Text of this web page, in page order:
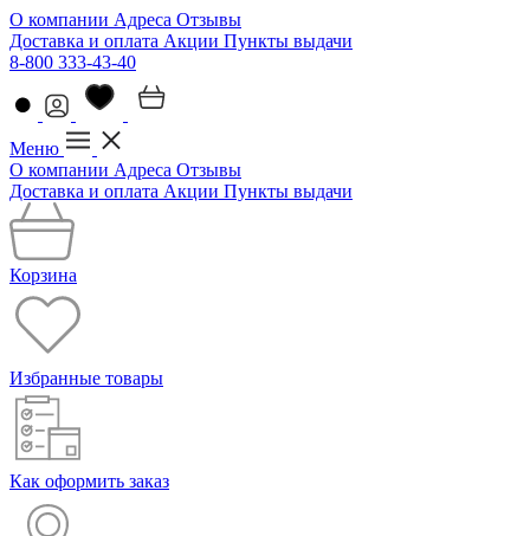
О компании Адреса Отзывы
Доставка и оплата Акции Пункты выдачи
8-800 333-43-40
Меню
О компании Адреса Отзывы
Доставка и оплата Акции Пункты выдачи
Корзина
Избранные товары
Как оформить заказ